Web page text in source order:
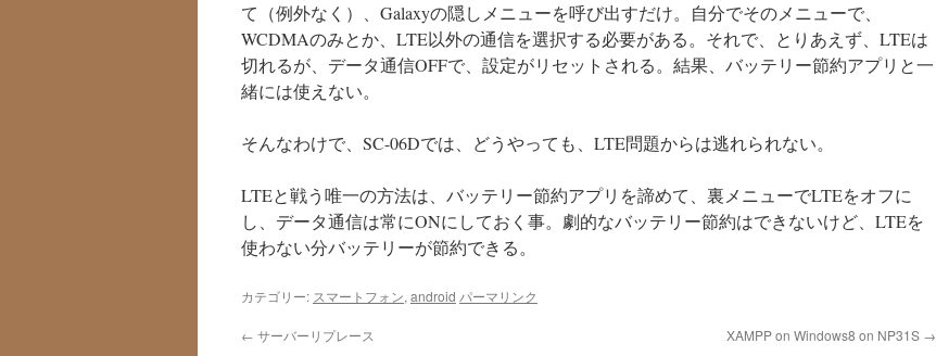
て（例外なく）、Galaxyの隠しメニューを呼び出すだけ。自分でそのメニューで、
WCDMAのみとか、LTE以外の通信を選択する必要がある。それで、とりあえず、LTEは
切れるが、データ通信OFFで、設定がリセットされる。結果、バッテリー節約アプリと一
緒には使えない。
そんなわけで、SC-06Dでは、どうやっても、LTE問題からは逃れられない。
LTEと戦う唯一の方法は、バッテリー節約アプリを諦めて、裏メニューでLTEをオフに
し、データ通信は常にONにしておく事。劇的なバッテリー節約はできないけど、LTEを
使わない分バッテリーが節約できる。
カテゴリー: スマートフォン, android パーマリンク
← サーバーリプレース XAMPP on Windows8 on NP31S →